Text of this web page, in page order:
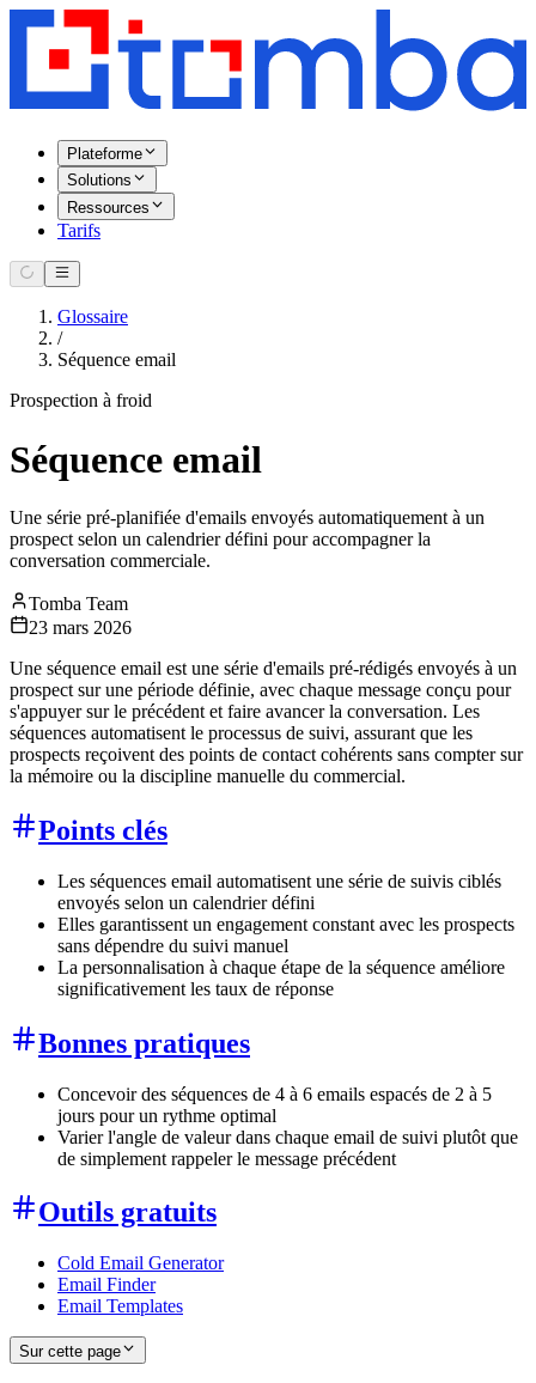
Plateforme
Solutions
Ressources
Tarifs
Glossaire
/
Séquence email
Prospection à froid
Séquence email
Une série pré-planifiée d'emails envoyés automatiquement à un
prospect selon un calendrier défini pour accompagner la
conversation commerciale.
Tomba Team
23 mars 2026
Une séquence email est une série d'emails pré-rédigés envoyés à un
prospect sur une période définie, avec chaque message conçu pour
s'appuyer sur le précédent et faire avancer la conversation. Les
séquences automatisent le processus de suivi, assurant que les
prospects reçoivent des points de contact cohérents sans compter sur
la mémoire ou la discipline manuelle du commercial.
Points clés
Les séquences email automatisent une série de suivis ciblés
envoyés selon un calendrier défini
Elles garantissent un engagement constant avec les prospects
sans dépendre du suivi manuel
La personnalisation à chaque étape de la séquence améliore
significativement les taux de réponse
Bonnes pratiques
Concevoir des séquences de 4 à 6 emails espacés de 2 à 5
jours pour un rythme optimal
Varier l'angle de valeur dans chaque email de suivi plutôt que
de simplement rappeler le message précédent
Outils gratuits
Cold Email Generator
Email Finder
Email Templates
Sur cette page